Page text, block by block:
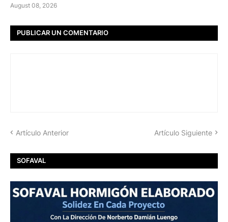
August 08, 2026
PUBLICAR UN COMENTARIO
Artículo Anterior Artículo Siguiente
SOFAVAL